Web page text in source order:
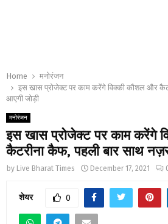
Home
मनोरंजन
इस खास प्रोजेक्ट पर काम करेंगे विक्की कौशल और
आएगी जोड़ी
मनोरंजन
इस खास प्रोजेक्ट पर काम करेंगे
कैटरीना कैफ, पहली बार साथ
by Live Bharat Times December 17, 2021
शेयर 0